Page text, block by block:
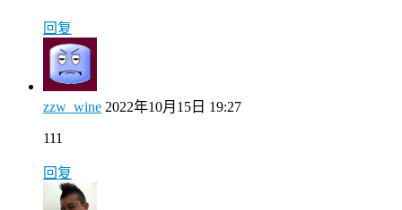
回复
zzw_wine 2022年10月15日 19:27
111
回复